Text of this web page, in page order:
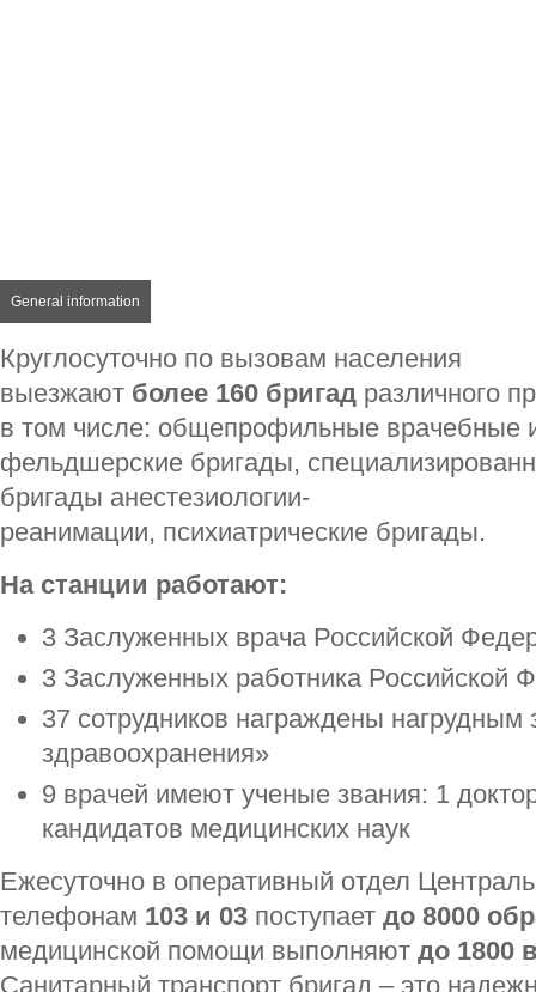
General information
Круглосуточно по вызовам населения
выезжают более 160 бригад различного
в том числе: общепрофильные врачебные
фельдшерские бригады,
бригады анестезиологии-
реанимации, психиатрические бригады.
На станции работают:
3 Заслуженных врача Российской
3 Заслуженных работника Российской
37 сотрудников награждены нагрудным
здравоохранения»
9 врачей имеют ученые звания: 1
кандидатов медицинских наук
Ежесуточно в оперативный отдел
телефонам 103 и 03 поступает до 8000
медицинской помощи выполняют до 1800
Санитарный транспорт бригад – это